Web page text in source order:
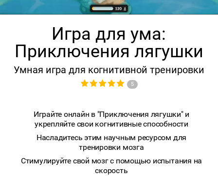
Игра для ума:
Приключения лягушки
Умная игра для когнитивной тренировки
5
Играйте онлайн в "Приключения лягушки" и
укрепляйте свои когнитивные способности
Насладитесь этим научным ресурсом для
тренировки мозга
Стимулируйте свой мозг с помощью испытания на
скорость